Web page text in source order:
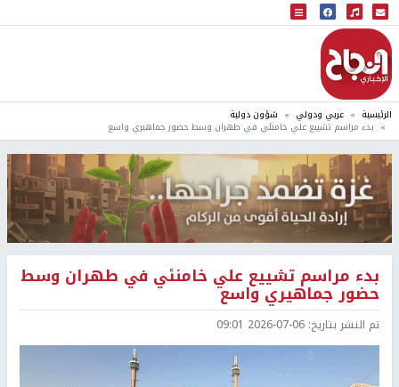
البث المباشر
إذاعة النجاح
الرئيسية عربي ودولي شؤون دولية
بدء مراسم تشييع علي خامنئي في طهران وسط حضور جماهيري واسع
بدء مراسم تشييع علي خامنئي في طهران وسط
حضور جماهيري واسع
تم النشر بتاريخ: 2026-07-06 09:01